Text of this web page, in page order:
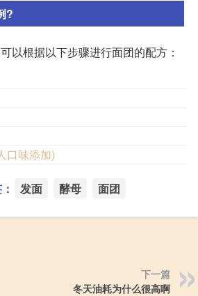
?
以根据以下步骤进行面团的配方：
口味添加)
发面 酵母 面团
下一篇
冬天油耗为什么很高啊